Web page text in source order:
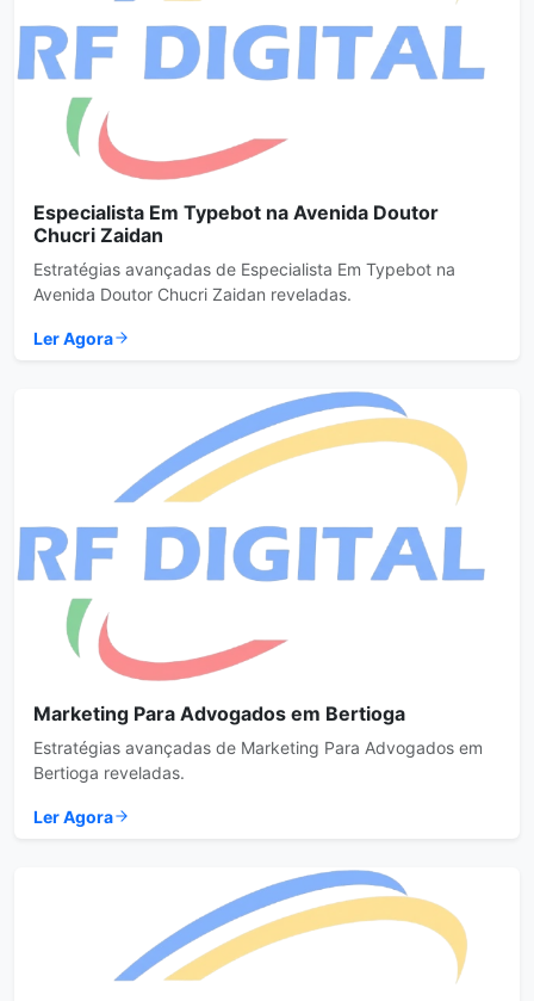
Especialista Em Typebot na Avenida Doutor
Chucri Zaidan
Estratégias avançadas de Especialista Em Typebot na
Avenida Doutor Chucri Zaidan reveladas.
Ler Agora
Marketing Para Advogados em Bertioga
Estratégias avançadas de Marketing Para Advogados em
Bertioga reveladas.
Ler Agora